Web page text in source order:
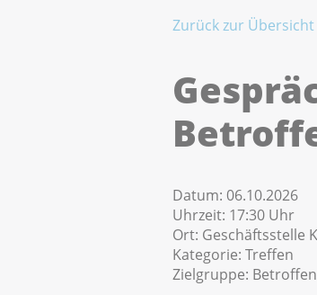
Zurück zur Übersicht
Datum: 06.10.2026
Uhrzeit: 17:30 Uhr
Ort: Geschäftsstelle
Kategorie: Treffen
Zielgruppe: